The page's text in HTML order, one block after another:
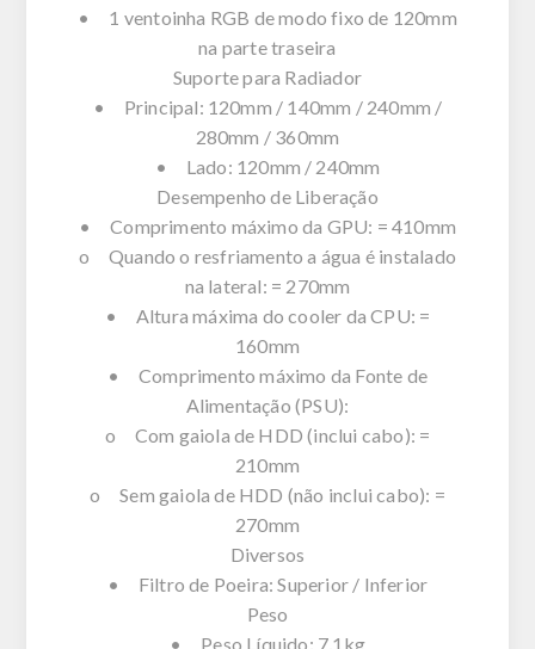
• 1 ventoinha RGB de modo fixo de 120mm
na parte traseira
Suporte para Radiador
• Principal: 120mm / 140mm / 240mm /
280mm / 360mm
• Lado: 120mm / 240mm
Desempenho de Liberação
• Comprimento máximo da GPU: = 410mm
o Quando o resfriamento a água é instalado
na lateral: = 270mm
• Altura máxima do cooler da CPU: =
160mm
• Comprimento máximo da Fonte de
Alimentação (PSU):
o Com gaiola de HDD (inclui cabo): =
210mm
o Sem gaiola de HDD (não inclui cabo): =
270mm
Diversos
• Filtro de Poeira: Superior / Inferior
Peso
• Peso Líquido: 7,1kg